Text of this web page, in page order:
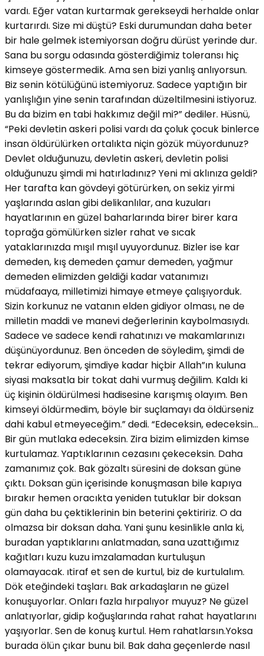
vardı. Eğer vatan kurtarmak gerekseydi herhalde onlar
kurtarırdı. Size mi düştü? Eski durumundan daha beter
bir hale gelmek istemiyorsan doğru dürüst yerinde dur.
Sana bu sorgu odasında gösterdiğimiz toleransı hiç
kimseye göstermedik. Ama sen bizi yanlış anlıyorsun.
Biz senin kötülüğünü istemiyoruz. Sadece yaptığın bir
yanlışlığın yine senin tarafından düzeltilmesini istiyoruz.
Bu da bizim en tabi hakkımız değil mi?” dediler. Hüsnü,
“Peki devletin askeri polisi vardı da çoluk çocuk binlerce
insan öldürülürken ortalıkta niçin gözük müyordunuz?
Devlet olduğunuzu, devletin askeri, devletin polisi
olduğunuzu şimdi mi hatırladınız? Yeni mi aklınıza geldi?
Her tarafta kan gövdeyi götürürken, on sekiz yirmi
yaşlarında aslan gibi delikanlılar, ana kuzuları
hayatlarının en güzel baharlarında birer birer kara
toprağa gömülürken sizler rahat ve sıcak
yataklarınızda mışıl mışıl uyuyordunuz. Bizler ise kar
demeden, kış demeden çamur demeden, yağmur
demeden elimizden geldiği kadar vatanımızı
müdafaaya, milletimizi himaye etmeye çalışıyorduk.
Sizin korkunuz ne vatanın elden gidiyor olması, ne de
milletin maddi ve manevi değerlerinin kaybolmasıydı.
Sadece ve sadece kendi rahatınızı ve makamlarınızı
düşünüyordunuz. Ben önceden de söyledim, şimdi de
tekrar ediyorum, şimdiye kadar hiçbir Allah”ın kuluna
siyasi maksatla bir tokat dahi vurmuş değilim. Kaldı ki
üç kişinin öldürülmesi hadisesine karışmış olayım. Ben
kimseyi öldürmedim, böyle bir suçlamayı da öldürseniz
dahi kabul etmeyeceğim.” dedi. “Edeceksin, edeceksin…
Bir gün mutlaka edeceksin. Zira bizim elimizden kimse
kurtulamaz. Yaptıklarının cezasını çekeceksin. Daha
zamanımız çok. Bak gözaltı süresini de doksan güne
çıktı. Doksan gün içerisinde konuşmasan bile kapıya
bırakır hemen oracıkta yeniden tutuklar bir doksan
gün daha bu çektiklerinin bin beterini çektiririz. O da
olmazsa bir doksan daha. Yani şunu kesinlikle anla ki,
buradan yaptıklarını anlatmadan, sana uzattığımız
kağıtları kuzu kuzu imzalamadan kurtuluşun
olamayacak. ıtiraf et sen de kurtul, biz de kurtulalım.
Dök eteğindeki taşları. Bak arkadaşların ne güzel
konuşuyorlar. Onları fazla hırpalıyor muyuz? Ne güzel
anlatıyorlar, gidip koğuşlarında rahat rahat hayatlarını
yaşıyorlar. Sen de konuş kurtul. Hem rahatlarsın.Yoksa
burada ölün çıkar bunu bil. Bak daha geçenlerde nasıl